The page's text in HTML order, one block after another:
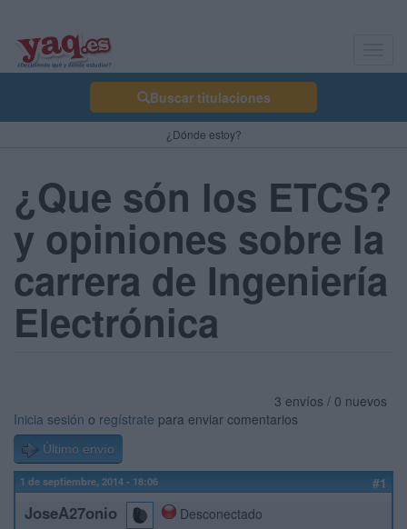
Buscar titulaciones
¿Dónde estoy?
¿Que són los ETCS?
y opiniones sobre la
carrera de Ingeniería
Electrónica
3 envíos / 0 nuevos
Inicia sesión o regístrate para enviar comentarios
Último envío
1 de septiembre, 2014 - 18:06 #1
JoseA27onio
Desconectado